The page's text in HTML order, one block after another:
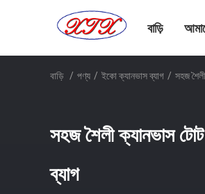
বাড়ি
বাড়ি / পণ্য / ইকো ক্যানভাস ব্যাগ / সহজ
সহজ শৈলী ক্যানভাস
ব্যাগ